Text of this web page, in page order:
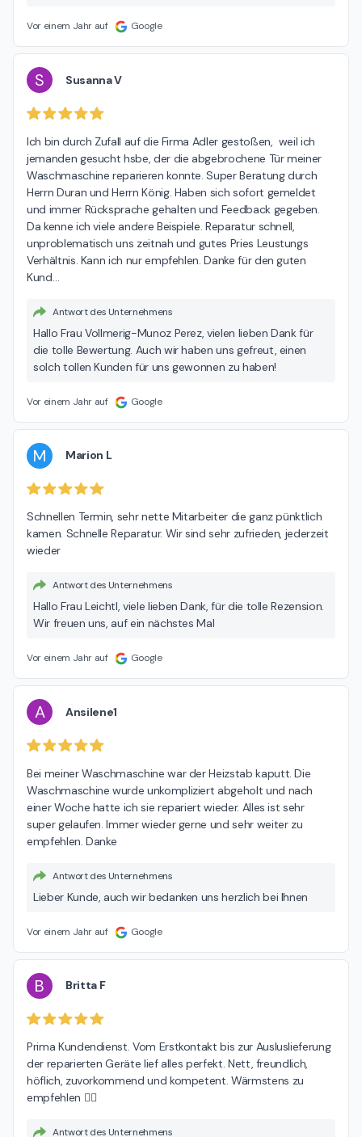
Vor einem Jahr auf Google
S Susanna V
Ich bin durch Zufall auf die Firma Adler gestoßen,  weil ich
jemanden gesucht hsbe, der die abgebrochene Tür meiner
Waschmaschine reparieren konnte. Super Beratung durch
Herrn Duran und Herrn König. Haben sich sofort gemeldet
und immer Rücksprache gehalten und Feedback gegeben.
Da kenne ich viele andere Beispiele. Reparatur schnell,
unproblematisch uns zeitnah und gutes Pries Leustungs
Verhältnis. Kann ich nur empfehlen. Danke für den guten
Kund…
Antwort des Unternehmens
Hallo Frau Vollmerig-Munoz Perez, vielen lieben Dank für
die tolle Bewertung. Auch wir haben uns gefreut, einen
solch tollen Kunden für uns gewonnen zu haben!
Vor einem Jahr auf Google
M Marion L
Schnellen Termin, sehr nette Mitarbeiter die ganz pünktlich
kamen. Schnelle Reparatur. Wir sind sehr zufrieden, jederzeit
wieder
Antwort des Unternehmens
Hallo Frau Leichtl, viele lieben Dank, für die tolle Rezension.
Wir freuen uns, auf ein nächstes Mal
Vor einem Jahr auf Google
A Ansilene1
Bei meiner Waschmaschine war der Heizstab kaputt. Die
Waschmaschine wurde unkompliziert abgeholt und nach
einer Woche hatte ich sie repariert wieder. Alles ist sehr
super gelaufen. Immer wieder gerne und sehr weiter zu
empfehlen. Danke
Antwort des Unternehmens
Lieber Kunde, auch wir bedanken uns herzlich bei Ihnen
Vor einem Jahr auf Google
B Britta F
Prima Kundendienst. Vom Erstkontakt bis zur Ausluslieferung
der reparierten Geräte lief alles perfekt. Nett, freundlich,
höflich, zuvorkommend und kompetent. Wärmstens zu
empfehlen 👍🏻
Antwort des Unternehmens